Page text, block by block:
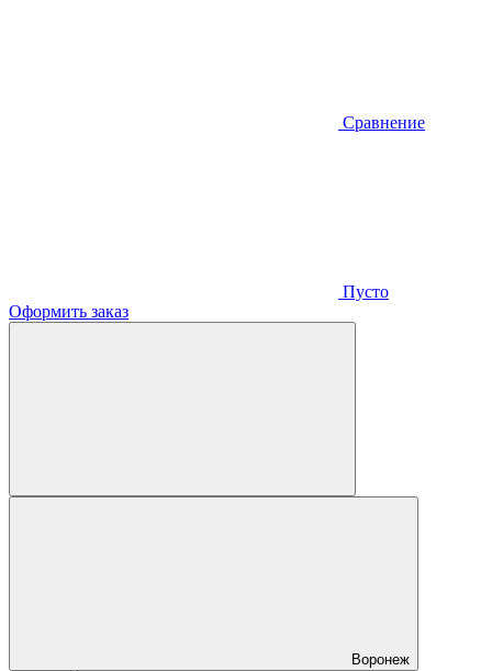
Сравнение
Пусто
Оформить заказ
Воронеж